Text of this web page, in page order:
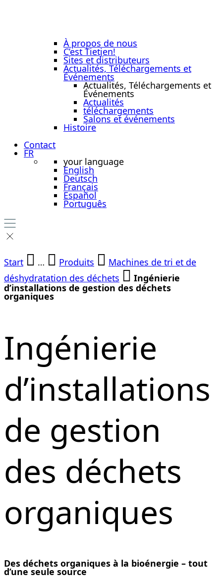
À propos de nous
C’est Tietjen!
Sites et distributeurs
Actualités, Téléchargements et
Événements
Actualités, Téléchargements et
Événements
Actualités
téléchargements
Salons et événements
Histoire
Contact
FR
your language
English
Deutsch
Français
Español
Português
Start … Produits
Machines de tri et de
déshydratation des déchets
Ingénierie
d’installations de gestion des déchets
organiques
Ingénierie
d’installations
de gestion
des déchets
organiques
Des déchets organiques à la bioénergie – tout
d’une seule source